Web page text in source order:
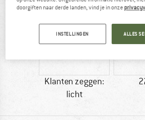
Klanten zeggen:
licht
doorgiften naar derde landen, vind je in onze
INSTELLINGEN ALLES